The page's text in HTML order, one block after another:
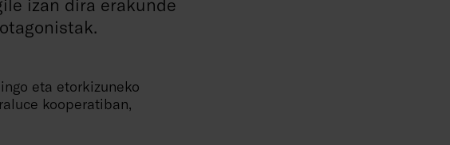
izan dira erakunde
eta etorkizuneko
kooperatiban,